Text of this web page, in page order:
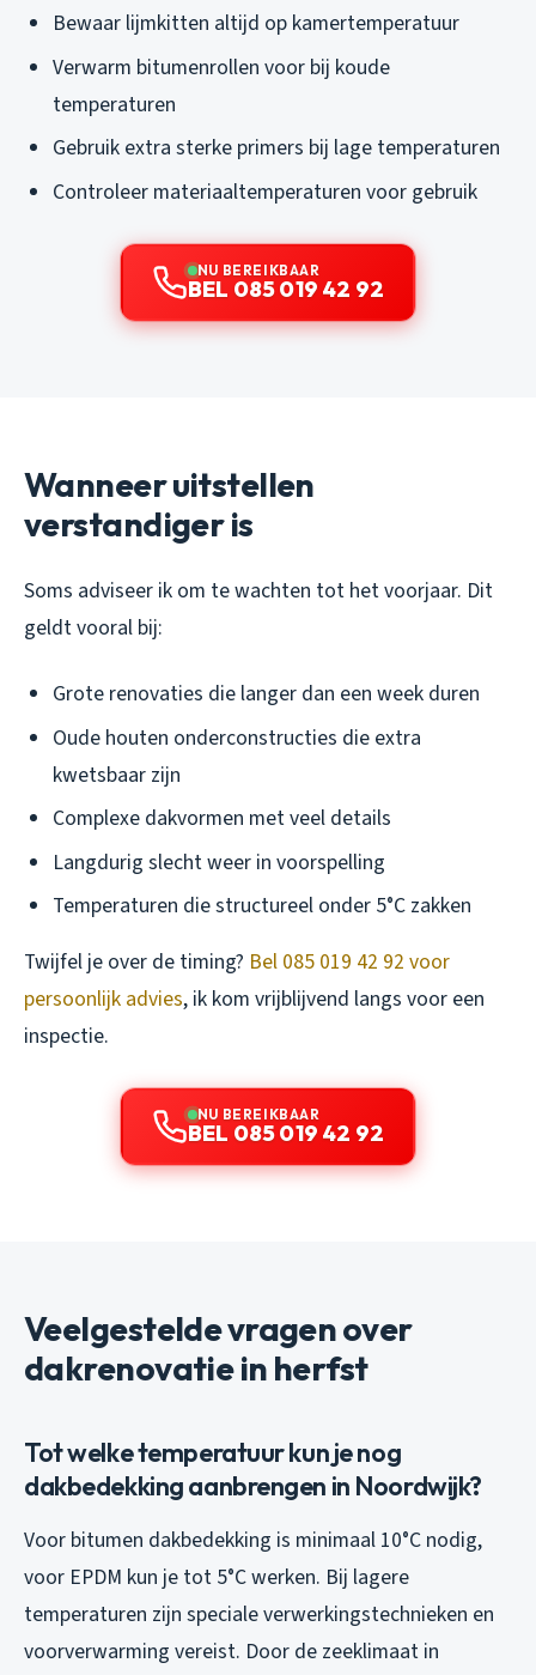
Bewaar lijmkitten altijd op kamertemperatuur
Verwarm bitumenrollen voor bij koude
temperaturen
Gebruik extra sterke primers bij lage temperaturen
Controleer materiaaltemperaturen voor gebruik
NU BEREIKBAAR
BEL 085 019 42 92
Wanneer uitstellen
verstandiger is
Soms adviseer ik om te wachten tot het voorjaar. Dit
geldt vooral bij:
Grote renovaties die langer dan een week duren
Oude houten onderconstructies die extra
kwetsbaar zijn
Complexe dakvormen met veel details
Langdurig slecht weer in voorspelling
Temperaturen die structureel onder 5°C zakken
Twijfel je over de timing? Bel 085 019 42 92 voor
persoonlijk advies, ik kom vrijblijvend langs voor een
inspectie.
NU BEREIKBAAR
BEL 085 019 42 92
Veelgestelde vragen over
dakrenovatie in herfst
Tot welke temperatuur kun je nog
dakbedekking aanbrengen in Noordwijk?
Voor bitumen dakbedekking is minimaal 10°C nodig,
voor EPDM kun je tot 5°C werken. Bij lagere
temperaturen zijn speciale verwerkingstechnieken en
voorverwarming vereist. Door de zeeklimaat in